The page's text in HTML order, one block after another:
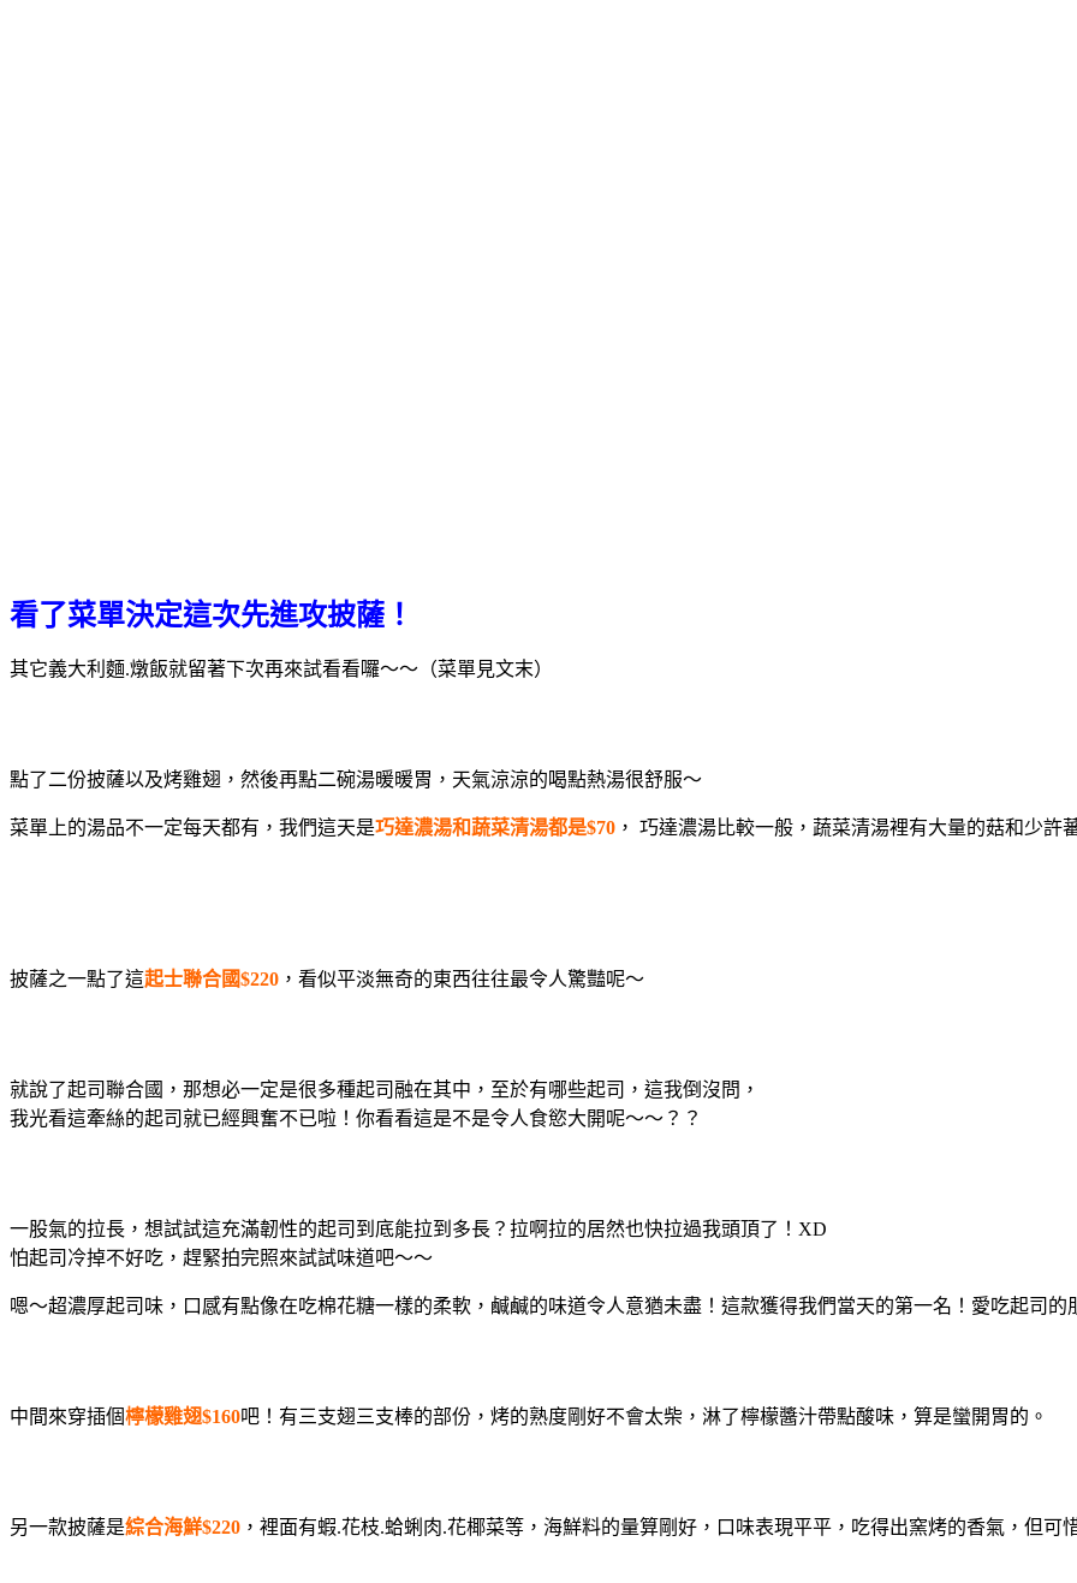
看了菜單決定這次先進攻披薩！
其它義大利麵.燉飯就留著下次再來試看看囉～～（菜單見文末）
點了二份披薩以及烤雞翅，然後再點二碗湯暖暖胃，天氣涼涼的喝點熱湯很舒服～
菜單上的湯品不一定每天都有，我們這天是巧達濃湯和蔬菜清湯都是$70 ， 巧達濃湯比較一般，蔬菜清湯裡有大量的菇和少許
披薩之一點了這起士聯合國$220 ，看似平淡無奇的東西往往最令人驚豔呢～
就說了起司聯合國，那想必一定是很多種起司融在其中，至於有哪些起司，這我倒沒問，
我光看這牽絲的起司就已經興奮不已啦！你看看這是不是令人食慾大開呢～～？？
一股氣的拉長，想試試這充滿韌性的起司到底能拉到多長？拉啊拉的居然也快拉過我頭頂了！XD
怕起司冷掉不好吃，趕緊拍完照來試試味道吧～～
嗯～超濃厚起司味，口感有點像在吃棉花糖一樣的柔軟，鹹鹹的味道令人意猶未盡！這款獲得我們當天的第一名！愛吃起司
中間來穿插個檸檬雞翅$160吧！有三支翅三支棒的部份，烤的熟度剛好不會太柴，淋了檸檬醬汁帶點酸味，算是蠻開胃的。
另一款披薩是綜合海鮮$220 ，裡面有蝦.花枝.蛤蜊肉.花椰菜等，海鮮料的量算剛好，口味表現平平，吃得出窯烤的香氣，但可